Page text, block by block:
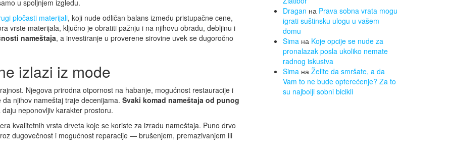
u spoljnjem izgledu.
pločasti materijali, koji nude odličan balans između pristupačne cene,
vrste materijala, ključno je obratiti pažnju i na njihovu obradu, debljinu i
nameštaja, a investiranje u proverene sirovine uvek se dugoročno
izlazi iz mode
Njegova prirodna otpornost na habanje, mogućnost restauracije i
njihov nameštaj traje decenijama. Svaki komad nameštaja od punog
neponovljiv karakter prostoru.
kvalitetnih vrsta drveta koje se koriste za izradu nameštaja. Puno drvo
dugovečnost i mogućnost reparacije — brušenjem, premazivanjem ili
Dragan на Prava sobna vrata mogu
igrati suštinsku ulogu u vašem
domu
Simaна Koje opcije se nude za
pronalazak posla ukoliko nemate
radnog iskustva
Simaна Želite da smršate, a da
Vam to ne bude opterećenje? Za to
su najbolji sobni bicikli